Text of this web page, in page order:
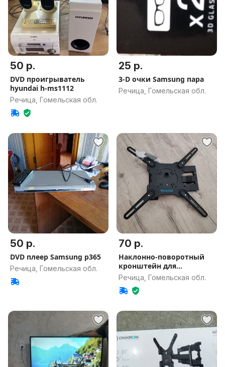
50 р.
DVD проигрыватель
hyundai h-ms1112
Речица, Гомельская обл.
25 р.
3-D очки Samsung пара
Речица, Гомельская обл.
50 р.
DVD плеер Samsung p365
Речица, Гомельская обл.
70 р.
Наклонно-поворотный
кронштейн для
телевизора
Речица, Гомельская обл.